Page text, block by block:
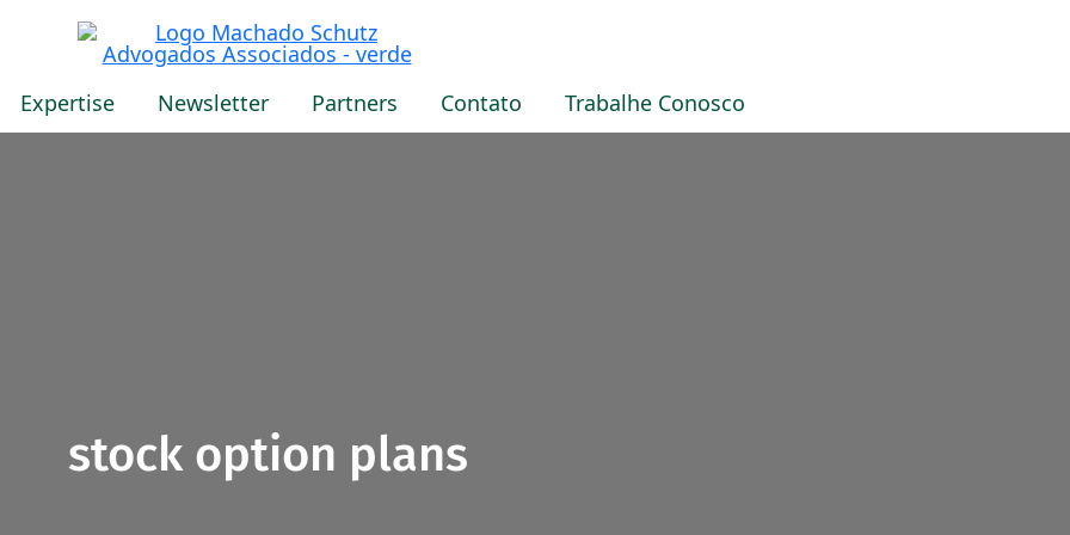
Expertise Newsletter Partners Contato Trabalhe Conosco
stock option plans